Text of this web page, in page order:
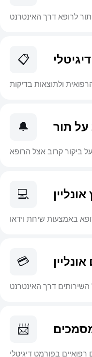
לרופא דרך האינטרנט
📋
ולתוצאות בדיקות
🔔 תור
ביקור קרוב אצל הרופא
💻 אונליין
באמצעות שיחת וידאו
💳
דרך האינטרנט
📨
בפורמט דיגיטלי